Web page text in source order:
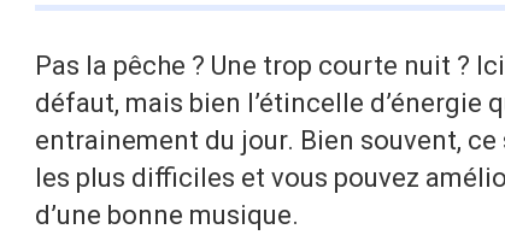
Pas la pêche ? Une trop courte nuit ?
défaut, mais bien l’étincelle d’énergie
entrainement du jour. Bien souvent,
les plus difficiles et vous pouvez
d’une bonne musique.